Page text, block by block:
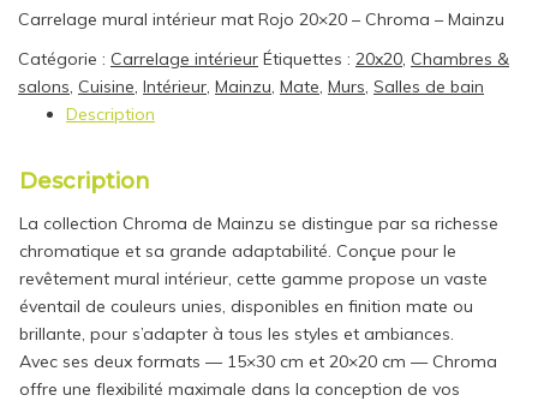
Carrelage mural intérieur mat Rojo 20×20 – Chroma – Mainzu
Catégorie : Carrelage intérieur Étiquettes : 20x20, Chambres &
salons, Cuisine, Intérieur, Mainzu, Mate, Murs, Salles de bain
Description
Description
La collection Chroma de Mainzu se distingue par sa richesse
chromatique et sa grande adaptabilité. Conçue pour le
revêtement mural intérieur, cette gamme propose un vaste
éventail de couleurs unies, disponibles en finition mate ou
brillante, pour s’adapter à tous les styles et ambiances.
Avec ses deux formats — 15×30 cm et 20×20 cm — Chroma
offre une flexibilité maximale dans la conception de vos